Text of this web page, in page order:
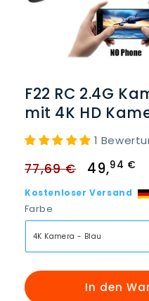
Modal
öffnen
F22 RC 2.4G
mit 4K HD
1
Normaler
Preis
77,69 € 49,94 €
Kostenloser Versand
Farbe
In den